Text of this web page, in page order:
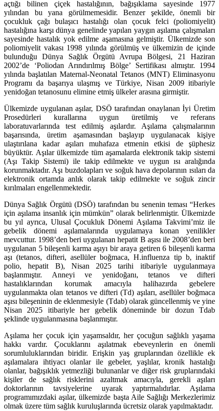
açtığı bilinen çiçek hastalığının, bağışıklama sayesinde 1977
yılından bu yana görülmemesidir. Benzer şekilde, önemli bir
çocukluk çağı bulaşıcı hastalığı olan çocuk felci (poliomiyelit)
hastalığına karşı dünya genelinde yapılan yaygın aşılama çalışmaları
sayesinde hastalık yok edilme aşamasına gelmiştir. Ülkemizde son
poliomiyelit vakası 1998 yılında görülmüş ve ülkemizin de içinde
bulunduğu Dünya Sağlık Örgütü Avrupa Bölgesi, 21 Haziran
2002’de ‘Poliodan Arındırılmış Bölge’ Sertifikası almıştır. 1994
yılında başlatılan Maternal-Neonatal Tetanos (MNT) Eliminasyonu
Programı da başarıya ulaşmış ve Türkiye, Nisan 2009 itibariyle
yenidoğan tetanosunu elimine etmiş ülkeler arasına girmiştir.
Ülkemizde uygulanan aşılar, DSÖ tarafından onaylanan İyi Üretim
Prosedürleri kurallarına uygun üretilmiş ve referans
laboratuvarlarında test edilmiş aşılardır. Aşılama çalışmalarının
başarısında, üretim aşamasından başlayıp uygulanacak kişiye
ulaştırılana kadar aşıları muhafaza etmenin etkisi de şüphesiz
büyüktür. Aşılar ülkemizde tüm aşamalarda elektronik takip sistemi
(Aşı Takip Sistemi) ile takip edilmekte ve uygun ısı aralığında
korunmaktadır. Aşı buzdolapları ve soğuk hava depolarının ısıları da
elektronik ortamda anlık olarak takip edilmekte ve soğuk zincir
kırılmaları engellenmektedir.
Dünya Sağlık Örgütü (DSÖ) tarafından bu senenin teması “Herkes
için aşılama insanlık için mümkün” olarak belirlenmiştir. Ülkemizde
bu yıl ayrıca, Ulusal Çocukluk Dönemi Aşılama Takvimi’miz ile
gebelik dönemi aşılamalarında uygulamaya konan yenilikler
mevcuttur. 1998’den beri uygulanan hepatit B aşısı ile 2008’den beri
uygulanan 5 bileşenli karma aşıyı bir araya getiren 6 bileşenli karma
aşı (tetanos, difteri, asellüler boğmaca, H.influenza tip b, inaktif
polio, hepatit B), Nisan 2025 tarihi itibariyle uygulanmaya
başlanmıştır. Anneyi ve yenidoğanı, tetanos ve difteri
hastalıklarından korumak amacıyla halihazırda gebelere
uygulanmakta olan tetanos ve difteri (Td) aşıları, asellüler boğmaca
aşısı bileşeninin de eklenmesiyle (Tdab) olarak güncellenmiş ve yine
Nisan 2025 itibariyle her gebelik döneminde bir dozun Tdab
şeklinde uygulanmasına başlanmıştır.
Aşılama her çocuk için yaşamsaldır, her çocuğun sağlıklı yaşama
hakkı vardır. Çocuklarını aşılatmak ebeveynlerin en önemli
sorumluluklarından biridir. Erişkin yaş gruplarından özellikle ek
aşılamalara ihtiyacı olanlar ile gebeler, yaşlılar, kronik hastalığı
olanlar, bağışıklık yetmezliği bulunanlar ve diğer risk gruplarındaki
kişiler de sağlık risklerini azaltmak amacıyla, gerekli aşıları
doktorlarının tavsiyelerine uyarak yaptırmalıdırlar. Aşılama
programımızdaki aşılar, ülkemizde başta Aile Sağlığı Merkezlerimiz
olmak üzere tüm sağlık kuruluşlarında ücretsiz olarak yapılmaktadır.